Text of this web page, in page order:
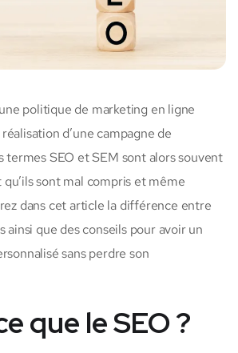
politique de marketing en ligne
d’une campagne de
SEO et SEM sont alors souvent
sont mal compris et même
dans cet article la différence entre
ainsi que des conseils pour avoir un
sans perdre son
que le SEO ?